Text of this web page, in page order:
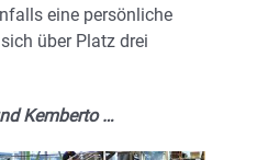
eine persönliche
über Platz drei
Kemberto …